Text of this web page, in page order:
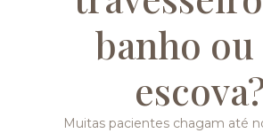
banho ou
Muitas pacientes chagam até